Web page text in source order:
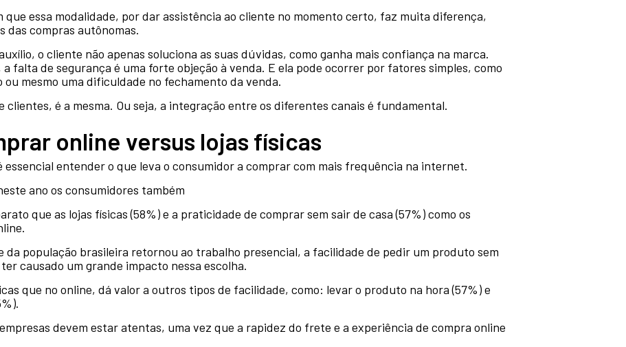
que essa modalidade, por dar assistência ao cliente no momento certo, faz muita diferença,
das compras autônomas.
o cliente não apenas soluciona as suas dúvidas, como ganha mais confiança na marca.
falta de segurança é uma forte objeção à venda. E ela pode ocorrer por fatores simples, como
mesmo uma dificuldade no fechamento da venda.
é a mesma. Ou seja, a integração entre os diferentes canais é fundamental.
online versus lojas físicas
entender o que leva o consumidor a comprar com mais frequência na internet.
ano os consumidores também
que as lojas físicas (58%) e a praticidade de comprar sem sair de casa (57%) como os
da população brasileira retornou ao trabalho presencial, a facilidade de pedir um produto sem
causado um grande impacto nessa escolha.
que no online, dá valor a outros tipos de facilidade, como: levar o produto na hora (57%) e
devem estar atentas, uma vez que a rapidez do frete e a experiência de compra online